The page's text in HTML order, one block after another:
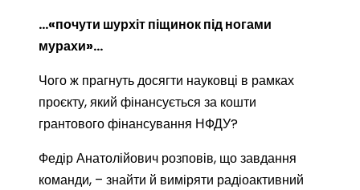
…«почути шурхіт піщинок під ногами
мурахи»…
Чого ж прагнуть досягти науковці в рамках
проєкту, який фінансується за кошти
грантового фінансування НФДУ?
Федір Анатолійович розповів, що завдання
команди, – знайти й виміряти радіоактивний